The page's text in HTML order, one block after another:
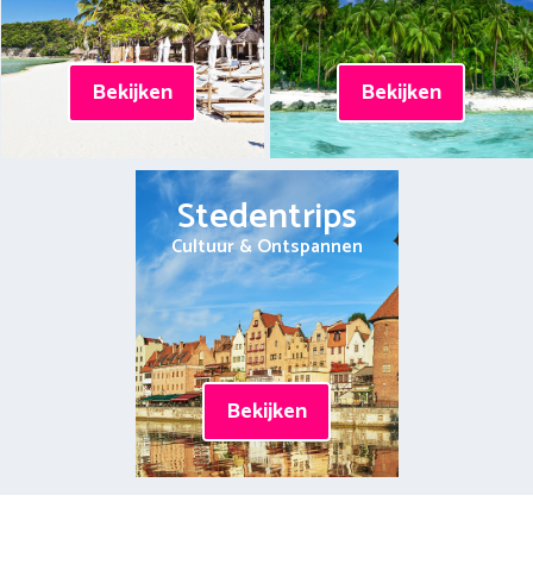
Bekijken Bekijken
Stedentrips
Cultuur & Ontspannen
Bekijken